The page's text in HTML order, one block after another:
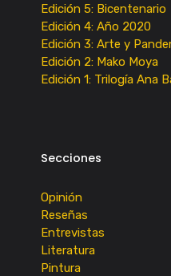
Edición 5: Bicentenario
Edición 4: Año 2020
Edición 3: Arte y
Edición 2: Mako Moya
Edición 1: Trilogía Ana
Secciones
Opinión
Reseñas
Entrevistas
Literatura
Pintura